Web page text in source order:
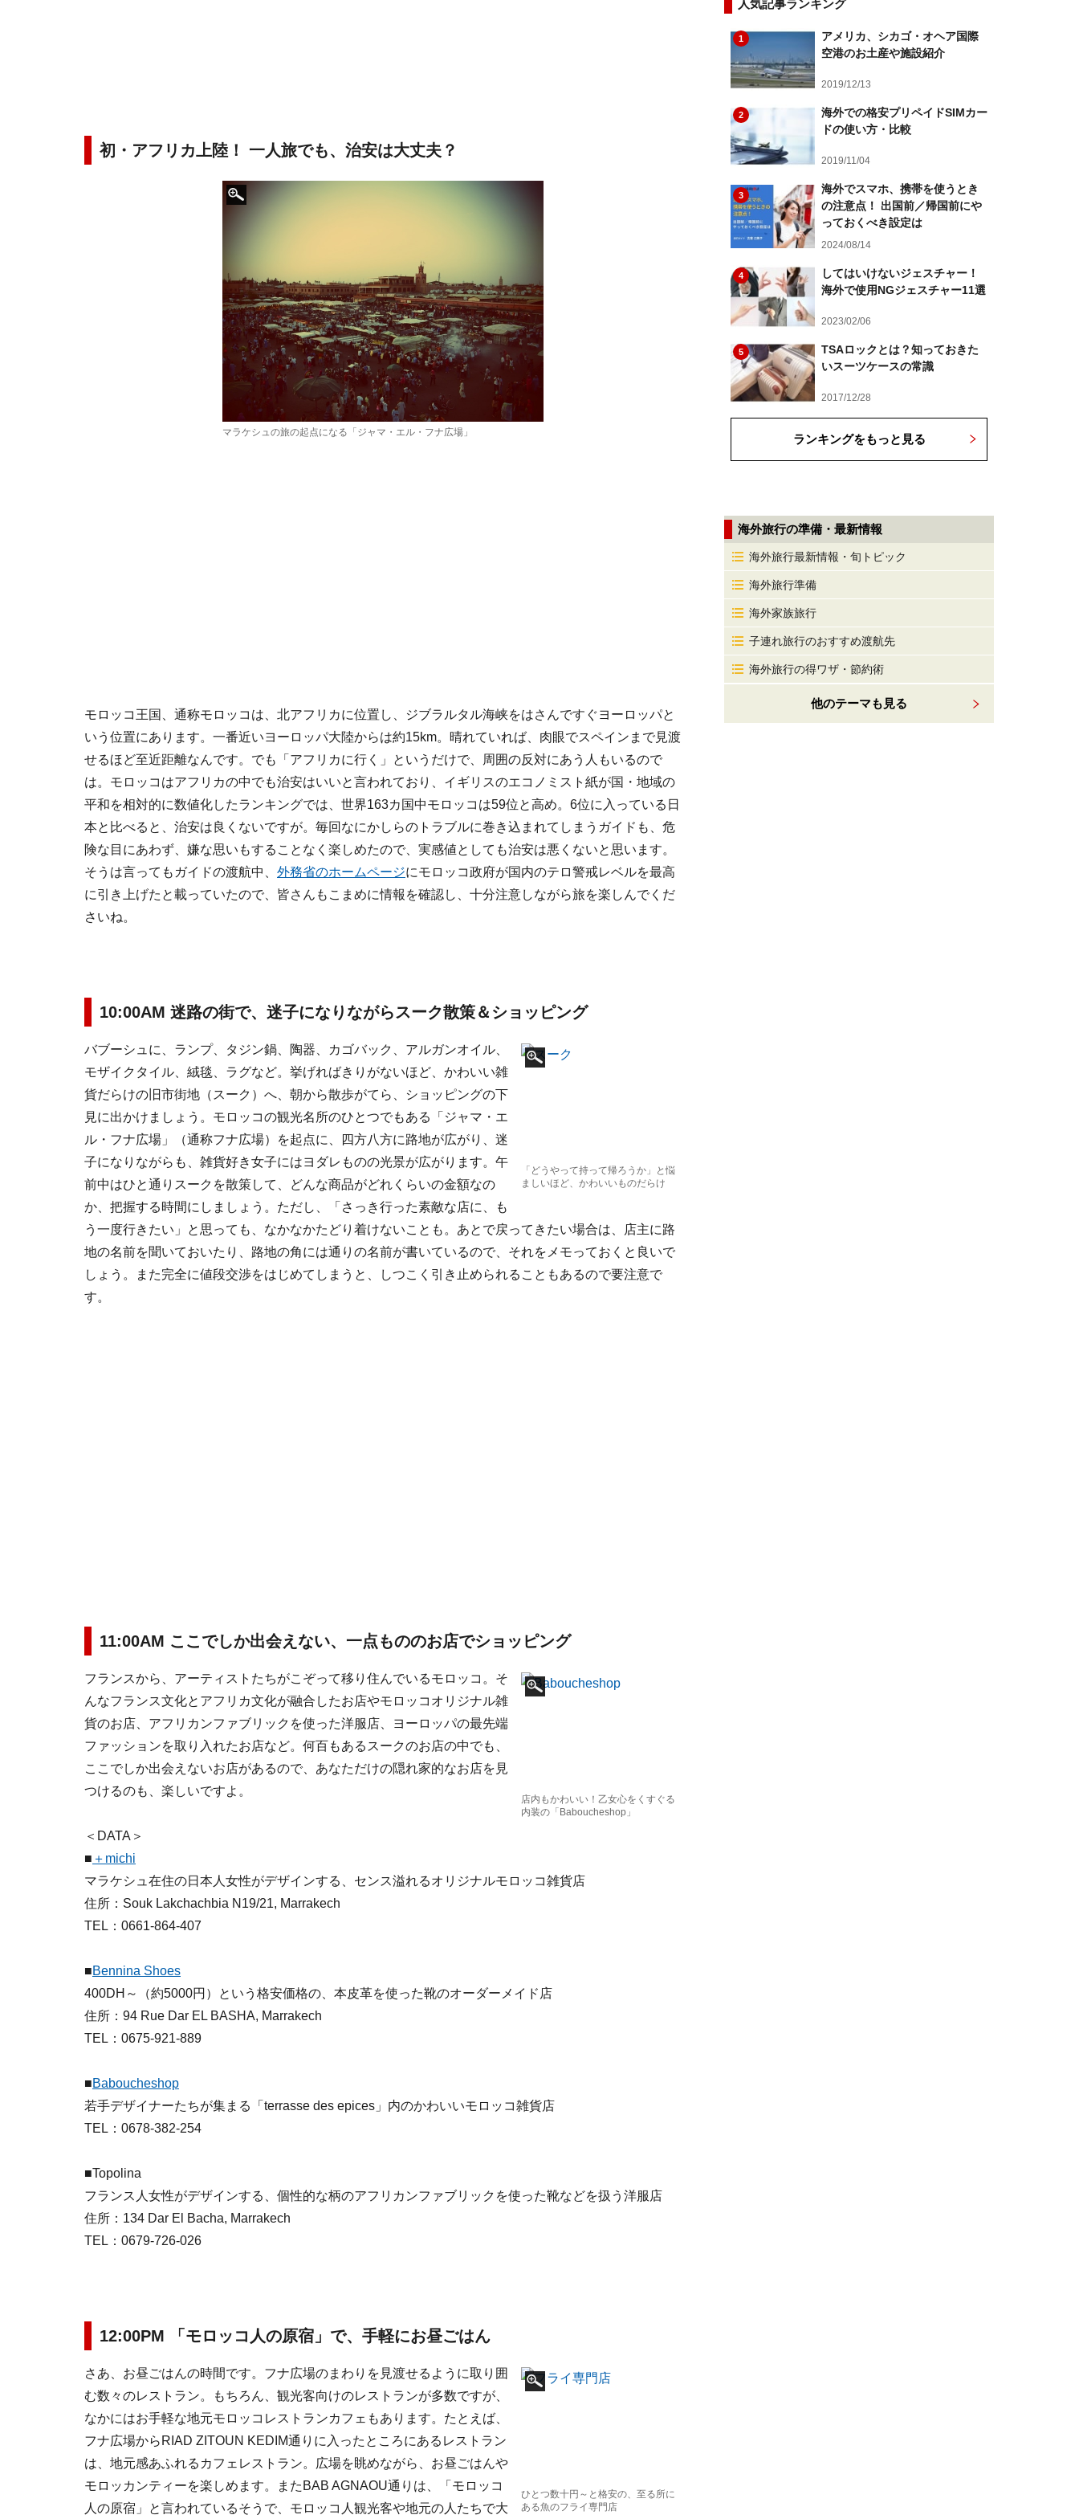
初・アフリカ上陸！ 一人旅でも、治安は大丈夫？
マラケシュの旅の起点になる「ジャマ・エル・フナ広場」
モロッコ王国、通称モロッコは、北アフリカに位置し、ジブラルタル海峡をはさんですぐヨーロッパと
いう位置にあります。一番近いヨーロッパ大陸からは約15km。晴れていれば、肉眼でスペインまで見渡
せるほど至近距離なんです。でも「アフリカに行く」というだけで、周囲の反対にあう人もいるので
は。モロッコはアフリカの中でも治安はいいと言われており、イギリスのエコノミスト紙が国・地域の
平和を相対的に数値化したランキングでは、世界163カ国中モロッコは59位と高め。6位に入っている日
本と比べると、治安は良くないですが。毎回なにかしらのトラブルに巻き込まれてしまうガイドも、危
険な目にあわず、嫌な思いもすることなく楽しめたので、実感値としても治安は悪くないと思います。
そうは言ってもガイドの渡航中、 外務省のホームページにモロッコ政府が国内のテロ警戒レベルを最高
に引き上げたと載っていたので、皆さんもこまめに情報を確認し、十分注意しながら旅を楽しんでくだ
さいね。
10:00AM 迷路の街で、迷子になりながらスーク散策＆ショッピング
「どうやって持って帰ろうか」と悩
ましいほど、かわいいものだらけ
バブーシュに、ランプ、タジン鍋、陶器、カゴバック、アルガンオイル、
モザイクタイル、絨毯、ラグなど。挙げればきりがないほど、かわいい雑
貨だらけの旧市街地（スーク）へ、朝から散歩がてら、ショッピングの下
見に出かけましょう。モロッコの観光名所のひとつでもある「ジャマ・エ
ル・フナ広場」（通称フナ広場）を起点に、四方八方に路地が広がり、迷
子になりながらも、雑貨好き女子にはヨダレものの光景が広がります。午
前中はひと通りスークを散策して、どんな商品がどれくらいの金額なの
か、把握する時間にしましょう。ただし、「さっき行った素敵な店に、も
う一度行きたい」と思っても、なかなかたどり着けないことも。あとで戻ってきたい場合は、店主に路
地の名前を聞いておいたり、路地の角には通りの名前が書いているので、それをメモっておくと良いで
しょう。また完全に値段交渉をはじめてしまうと、しつこく引き止められることもあるので要注意で
す。
11:00AM ここでしか出会えない、一点もののお店でショッピング
店内もかわいい！乙女心をくすぐる
内装の「Baboucheshop」
フランスから、アーティストたちがこぞって移り住んでいるモロッコ。そ
んなフランス文化とアフリカ文化が融合したお店やモロッコオリジナル雑
貨のお店、アフリカンファブリックを使った洋服店、ヨーロッパの最先端
ファッションを取り入れたお店など。何百もあるスークのお店の中でも、
ここでしか出会えないお店があるので、あなただけの隠れ家的なお店を見
つけるのも、楽しいですよ。
＜DATA＞
■ ＋michi
マラケシュ在住の日本人女性がデザインする、センス溢れるオリジナルモロッコ雑貨店
住所：Souk Lakchachbia N19/21, Marrakech
TEL：0661-864-407
■Bennina Shoes
400DH～（約5000円）という格安価格の、本皮革を使った靴のオーダーメイド店
住所：94 Rue Dar EL BASHA, Marrakech
TEL：0675-921-889
■Baboucheshop
若手デザイナーたちが集まる「terrasse des epices」内のかわいいモロッコ雑貨店
TEL：0678-382-254
■Topolina
フランス人女性がデザインする、個性的な柄のアフリカンファブリックを使った靴などを扱う洋服店
住所：134 Dar El Bacha, Marrakech
TEL：0679-726-026
12:00PM 「モロッコ人の原宿」で、手軽にお昼ごはん
ひとつ数十円～と格安の、至る所に
ある魚のフライ専門店
さあ、お昼ごはんの時間です。フナ広場のまわりを見渡せるように取り囲
む数々のレストラン。もちろん、観光客向けのレストランが多数ですが、
なかにはお手軽な地元モロッコレストランカフェもあります。たとえば、
フナ広場からRIAD ZITOUN KEDIM通りに入ったところにあるレストラン
は、地元感あふれるカフェレストラン。広場を眺めながら、お昼ごはんや
モロッカンティーを楽しめます。またBAB AGNAOU通りは、「モロッコ
人の原宿」と言われているそうで、モロッコ人観光客や地元の人たちで大
人気記事ランキング
1
アメリカ、シカゴ・オヘア国際
空港のお土産や施設紹介
2019/12/13
2
海外での格安プリペイドSIMカー
ドの使い方・比較
2019/11/04
3
海外でスマホ、携帯を使うとき
の注意点！ 出国前／帰国前にや
っておくべき設定は
2024/08/14
4
してはいけないジェスチャー！
海外で使用NGジェスチャー11選
2023/02/06
5
TSAロックとは？知っておきた
いスーツケースの常識
2017/12/28
ランキングをもっと見る
海外旅行の準備・最新情報
海外旅行最新情報・旬トピック
海外旅行準備
海外家族旅行
子連れ旅行のおすすめ渡航先
海外旅行の得ワザ・節約術
他のテーマも見る